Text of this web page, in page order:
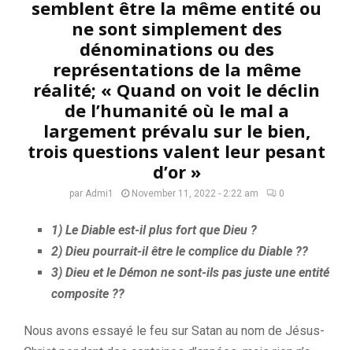
semblent être la même entité ou
ne sont simplement des
dénominations ou des
représentations de la même
réalité; « Quand on voit le déclin
de l’humanité où le mal a
largement prévalu sur le bien,
trois questions valent leur pesant
d’or »
par Admi1 November 11, 2022 - 2:22 am 0
1) Le Diable est-il plus fort que Dieu ?
2) Dieu pourrait-il être le complice du Diable ??
3) Dieu et le Démon ne sont-ils pas juste une entité
composite ??
Nous avons essayé le feu sur Satan au nom de Jésus-